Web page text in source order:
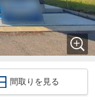
間取りを見る